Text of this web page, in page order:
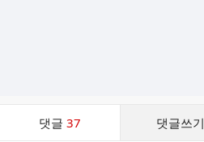
댓글37 댓글쓰기